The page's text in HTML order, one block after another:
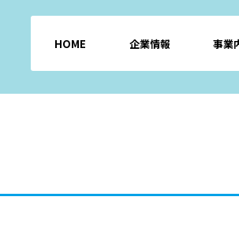
HOME 企業情報 事業